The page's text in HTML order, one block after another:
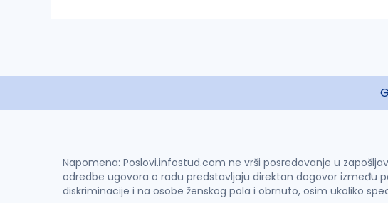
Napomena: Poslovi.infostud.com ne vrši posredovanje u
odredbe ugovora o radu predstavljaju direktan dogovor između
diskriminacije i na osobe ženskog pola i obrnuto, osim ukoliko